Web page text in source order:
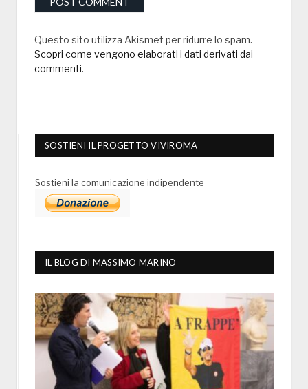
Questo sito utilizza Akismet per ridurre lo spam.
Scopri come vengono elaborati i dati derivati dai
commenti.
SOSTIENI IL PROGETTO VIVIROMA
Sostieni la comunicazione indipendente
IL BLOG DI MASSIMO MARINO